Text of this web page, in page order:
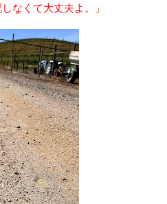
なくて大丈夫よ。」